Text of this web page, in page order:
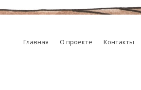
Главная О проекте Контакты